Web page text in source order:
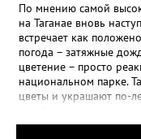
По мнению самой
на Таганае вновь
встречает как
погода – затяжные
цветение – просто
национальном парке.
цветы и украшают по-
силы перед долгой